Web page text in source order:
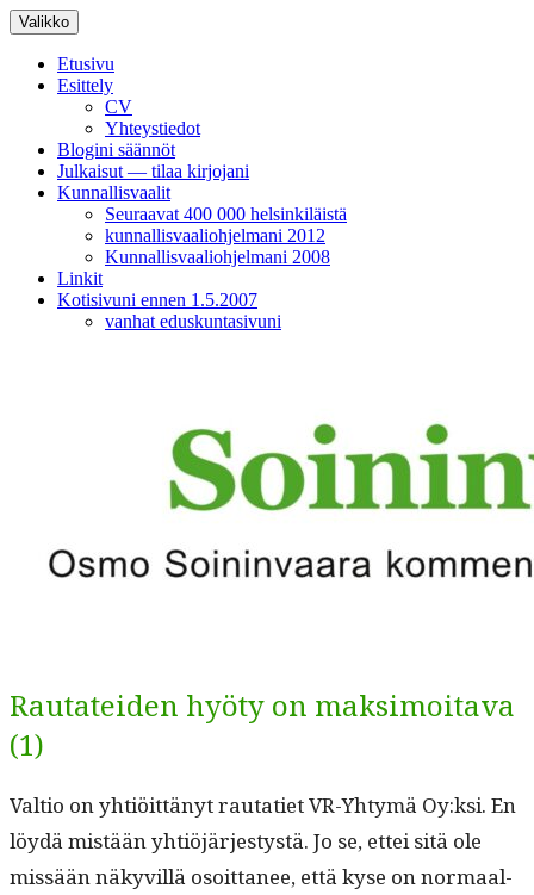
Siirry
sisältöön
Valikko
Etusivu
Esittely
CV
Yhteystiedot
Blogini säännöt
Julkaisut — tilaa kirjojani
Kunnallisvaalit
Seuraavat 400 000 helsinkiläistä
kunnallisvaaliohjelmani 2012
Kunnallisvaaliohjelmani 2008
Linkit
Kotisivuni ennen 1.5.2007
vanhat eduskuntasivuni
Rautateiden hyöty on maksimoitava
(1)
Val­tio on yhtiöit­tänyt rautati­et VR-Yhtymä Oy:ksi. En
löy­dä mis­tään yhtiöjärjestys­tä. Jo se, ettei sitä ole
mis­sään näkyvil­lä osoit­ta­nee, että kyse on nor­maal­